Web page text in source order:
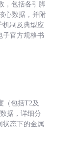
，包括各引脚
心数据，并附
机制及典型应
子官方规格书
（包括T2及
据，详细分
状态下的金属